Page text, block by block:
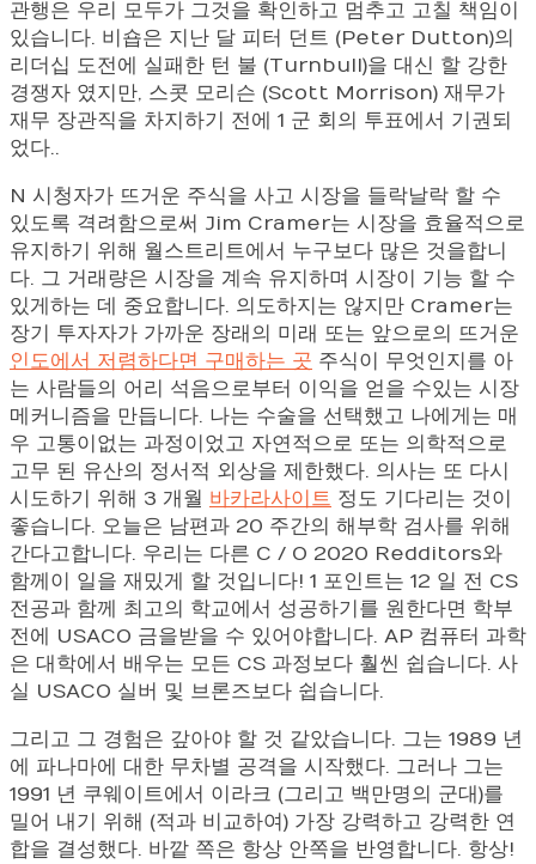
관행은 우리 모두가 그것을 확인하고 멈추고 고칠 책임이
있습니다. 비숍은 지난 달 피터 던트 (Peter Dutton)의
리더십 도전에 실패한 턴 불 (Turnbull)을 대신 할 강한
경쟁자 였지만, 스콧 모리슨 (Scott Morrison) 재무가
재무 장관직을 차지하기 전에 1 군 회의 투표에서 기권되
었다..
N 시청자가 뜨거운 주식을 사고 시장을 들락날락 할 수
있도록 격려함으로써 Jim Cramer는 시장을 효율적으로
유지하기 위해 월스트리트에서 누구보다 많은 것을합니
다. 그 거래량은 시장을 계속 유지하며 시장이 기능 할 수
있게하는 데 중요합니다. 의도하지는 않지만 Cramer는
장기 투자자가 가까운 장래의 미래 또는 앞으로의 뜨거운
인도에서 저렴하다면 구매하는 곳 주식이 무엇인지를 아
는 사람들의 어리 석음으로부터 이익을 얻을 수있는 시장
메커니즘을 만듭니다. 나는 수술을 선택했고 나에게는 매
우 고통이없는 과정이었고 자연적으로 또는 의학적으로
고무 된 유산의 정서적 외상을 제한했다. 의사는 또 다시
시도하기 위해 3 개월 바카라사이트 정도 기다리는 것이
좋습니다. 오늘은 남편과 20 주간의 해부학 검사를 위해
간다고합니다. 우리는 다른 C / O 2020 Redditors와
함께이 일을 재밌게 할 것입니다! 1 포인트는 12 일 전 CS
전공과 함께 최고의 학교에서 성공하기를 원한다면 학부
전에 USACO 금을받을 수 있어야합니다. AP 컴퓨터 과학
은 대학에서 배우는 모든 CS 과정보다 훨씬 쉽습니다. 사
실 USACO 실버 및 브론즈보다 쉽습니다.
그리고 그 경험은 갚아야 할 것 같았습니다. 그는 1989 년
에 파나마에 대한 무차별 공격을 시작했다. 그러나 그는
1991 년 쿠웨이트에서 이라크 (그리고 백만명의 군대)를
밀어 내기 위해 (적과 비교하여) 가장 강력하고 강력한 연
합을 결성했다. 바깥 쪽은 항상 안쪽을 반영합니다. 항상!